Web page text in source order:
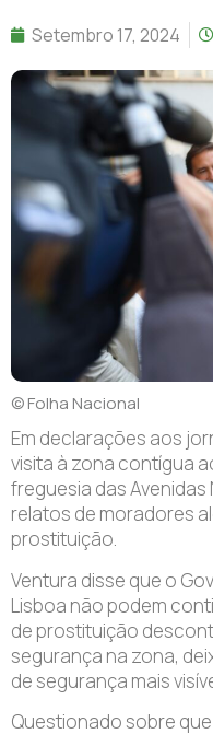
Setembro 17, 2024
© Folha Nacional
Em declarações aos
visita à zona contígua
freguesia das Avenidas
relatos de moradores
prostituição.
Ventura disse que o
Lisboa não podem
de prostituição
segurança na zona,
de segurança mais
Questionado sobre